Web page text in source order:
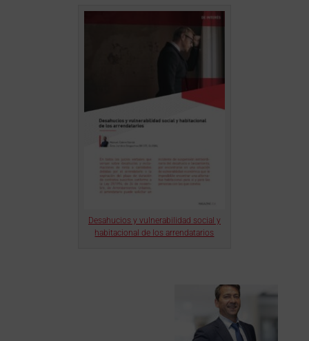
Desahucios y vulnerabilidad social y
habitacional de los arrendatarios